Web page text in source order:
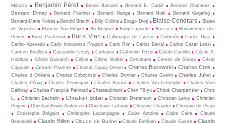
Milazzo
Benjamin Péret Benno Barnard Bernard B. Dadié Bernard Chambaz
Bernard Dimey Bernard Fournier Bernard Nanga Bernard Noël
Bernard Vargaftig
Bernard-Marie Koltès
Bertold Brecht Billy Collins Birago Diop Blaise Cendrars
Blaise
de Vigenère
Blanche Sari-Flégier Bo Breguet Boby Lapointe Boccace
Bonaventure des
Periers
Boris Pasternak Boris Vian Callimaque de Cyrène Cal­derón
Carles Diaz
Carlito Azevedo
Carlo Innocenzo Frugoni Carlo Rim Carlos Barral
Carlos César Lenzi
Carmen Boullosa
Cassandre Urvoy Cathares Catherine Pozzi Cátulo Castillo
Cécile A.
Holdban
Cécile Guivarch Céline Céline Walter Cervantes Cerveri de Girona
César
Capoulet
Cesare Pavese Chantal Dupuy-Denier Charles Bukowski Charles Cros
Charles d Orléans Charles Dobzynski Charles Dornier Charles Guérin Charles Juliet
Charles Péguy Charles Pennequin Charles Racine Charles Van Lerberghe
Charles Vion
Dalibray
Charles-François Pannard Chateaubriand Chen Tö-yu Chloé Charpentier
Chris
Christian Bachelin Christian Bobin Christian Dotremont Christian Leroy
Christian
Prigent
Christian-Erwin Andersen Christiane Laïfaoui Christine Chaudet
Christine de Pisan
Christophe Brégaint
Christophe Lacampagne Claire Antoine Claire Ceira
Claude
Beausoleil
Claude Billon Claude de Burine Claude Estéban Claude Guerre Claude